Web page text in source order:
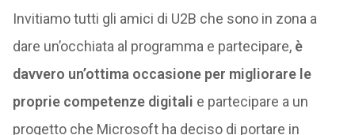
Invitiamo tutti gli amici di U2B che sono in zona a
dare un’occhiata al programma e partecipare, è
davvero un’ottima occasione per migliorare le
proprie competenze digitali e partecipare a un
progetto che Microsoft ha deciso di portare in